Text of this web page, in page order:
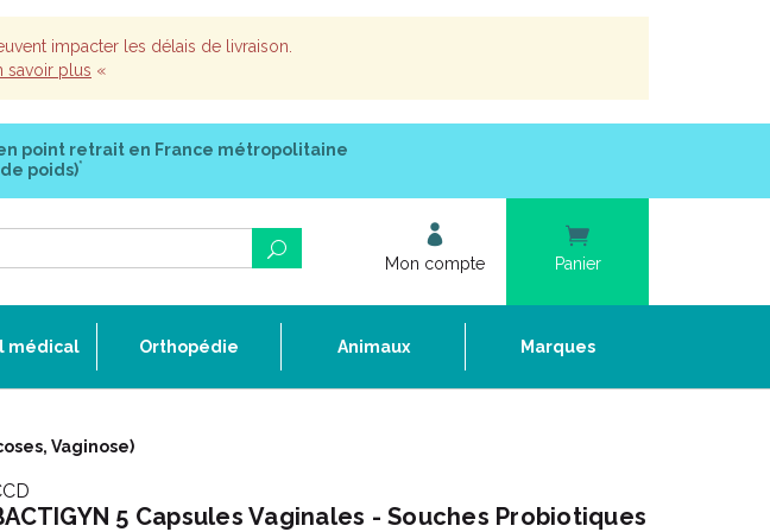
impacter les délais de livraison.
savoir plus «
point retrait en France métropolitaine
poids)*
Mon compte Panier
médical Orthopédie Animaux Marques
Vaginose)
5 Capsules Vaginales - Souches Probiotiques